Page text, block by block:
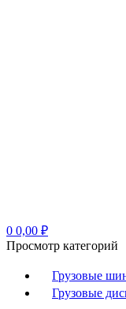
0 0,00 ₽
Просмотр категорий
Грузовые
Грузовые